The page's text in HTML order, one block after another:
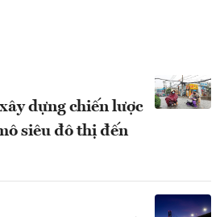
dựng chiến lược
siêu đô thị đến